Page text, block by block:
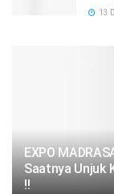
13
EXPO
Saatnya Unjuk
!!